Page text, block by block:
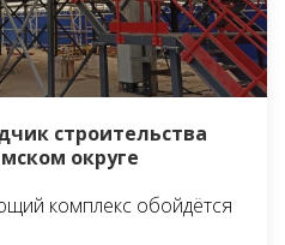
строительства
округе
комплекс обойдётся